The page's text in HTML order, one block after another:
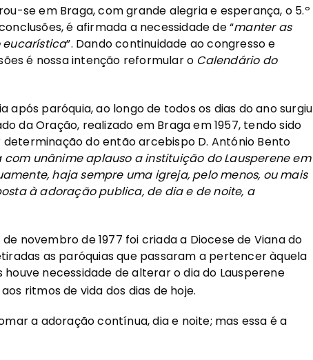
se em Braga, com grande alegria e esperança, o 5.º
é afirmada a necessidade de “manter as
eucarística”. Dando continuidade ao congresso e
é nossa intenção reformular o Calendário do
paróquia, ao longo de todos os dias do ano surgiu
da Oração, realizado em Braga em 1957, tendo sido
do então arcebispo D. António Bento
com unânime aplauso a instituição do Lausperene em
haja sempre uma igreja, pelo menos, ou mais
à adoração publica, de dia e de noite, a
novembro de 1977 foi criada a Diocese de Viana do
as paróquias que passaram a pertencer àquela
houve necessidade de alterar o dia do Lausperene
ritmos de vida dos dias de hoje.
a adoração contínua, dia e noite; mas essa é a